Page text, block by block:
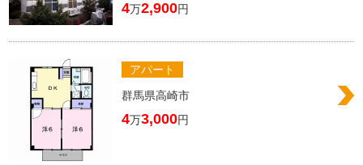
4万2,900円
アパート
群馬県高崎市
4万3,000円